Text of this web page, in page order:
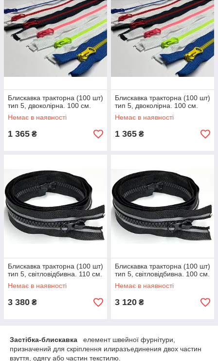
Блискавка тракторна (100 шт)
тип 5, двоколірна. 100 см.
Немає в наявності
1 365 ₴
Блискавка тракторна (100 шт)
тип 5, двоколірна. 100 см.
Немає в наявності
1 365 ₴
Блискавка тракторна (100 шт)
тип 5, світловідбивна. 110 см.
Немає в наявності
3 380 ₴
Блискавка тракторна (100 шт)
тип 5, світловідбивна. 100 см.
Немає в наявності
3 120 ₴
Застібка-блискавка елемент швейної фурнітури,
призначений для скріплення илиразъединения двох частин
взуття, одягу або частин текстилю.